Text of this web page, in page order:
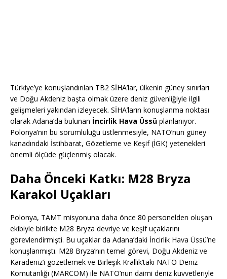
Türkiye’ye konuşlandırılan TB2 SİHA’lar, ülkenin güney sınırları
ve Doğu Akdeniz başta olmak üzere deniz güvenliğiyle ilgili
gelişmeleri yakından izleyecek. SİHA’ların konuşlanma noktası
olarak Adana’da bulunan İncirlik Hava Üssü planlanıyor.
Polonya’nın bu sorumluluğu üstlenmesiyle, NATO’nun güney
kanadındaki İstihbarat, Gözetleme ve Keşif (İGK) yetenekleri
önemli ölçüde güçlenmiş olacak.
Daha Önceki Katkı: M28 Bryza
Karakol Uçakları
Polonya, TAMT misyonuna daha önce 80 personelden oluşan
ekibiyle birlikte M28 Bryza devriye ve keşif uçaklarını
görevlendirmişti. Bu uçaklar da Adana’daki İncirlik Hava Üssü’ne
konuşlanmıştı. M28 Bryza’nın temel görevi, Doğu Akdeniz ve
Karadeniz’i gözetlemek ve Birleşik Krallık’taki NATO Deniz
Komutanlığı (MARCOM) ile NATO’nun daimi deniz kuvvetleriyle